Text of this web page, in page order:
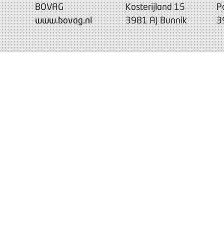
BOVAG
www.bovag.nl
Kosterijland 15
3981 AJ Bunnik